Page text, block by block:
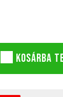
KOSÁRBA